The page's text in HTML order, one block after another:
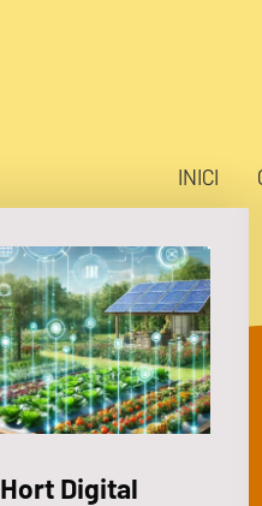
INICI
Hort Digital